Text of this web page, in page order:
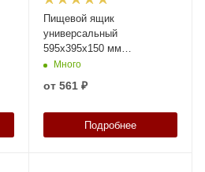
Пищевой ящик
универсальный
595х395х150 мм
прозрачный с
стенками и дном
Много
от 561 ₽
Подробнее